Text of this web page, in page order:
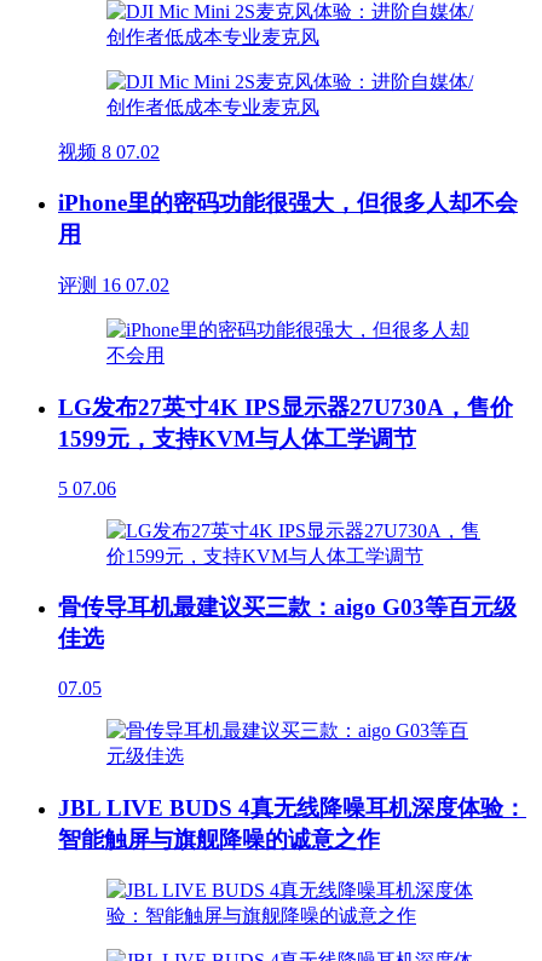
视频 8 07.02
iPhone里的密码功能很强大，但很多人却不会
用
评测 16 07.02
LG发布27英寸4K IPS显示器27U730A，售价
1599元，支持KVM与人体工学调节
5 07.06
骨传导耳机最建议买三款：aigo G03等百元级
佳选
07.05
JBL LIVE BUDS 4真无线降噪耳机深度体验：
智能触屏与旗舰降噪的诚意之作